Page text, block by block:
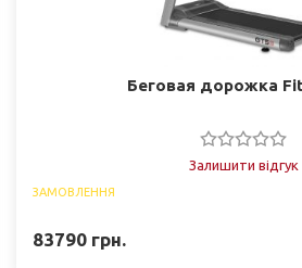
Беговая дорожка
Залишити відгук
ЗАМОВЛЕННЯ
83790 грн.